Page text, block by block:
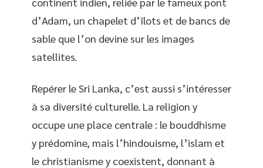
d’Adam, un chapelet d’îlots et de bancs de
sable que l’on devine sur les images
satellites.
Repérer le Sri Lanka, c’est aussi s’intéresser
à sa diversité culturelle. La religion y
occupe une place centrale : le bouddhisme
y prédomine, mais l’hindouisme, l’islam et
le christianisme y coexistent, donnant à